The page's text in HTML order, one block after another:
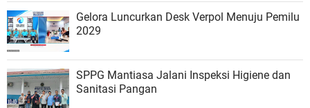
Gelora Luncurkan Desk Verpol Menuju Pemilu
2029
SPPG Mantiasa Jalani Inspeksi Higiene dan
Sanitasi Pangan